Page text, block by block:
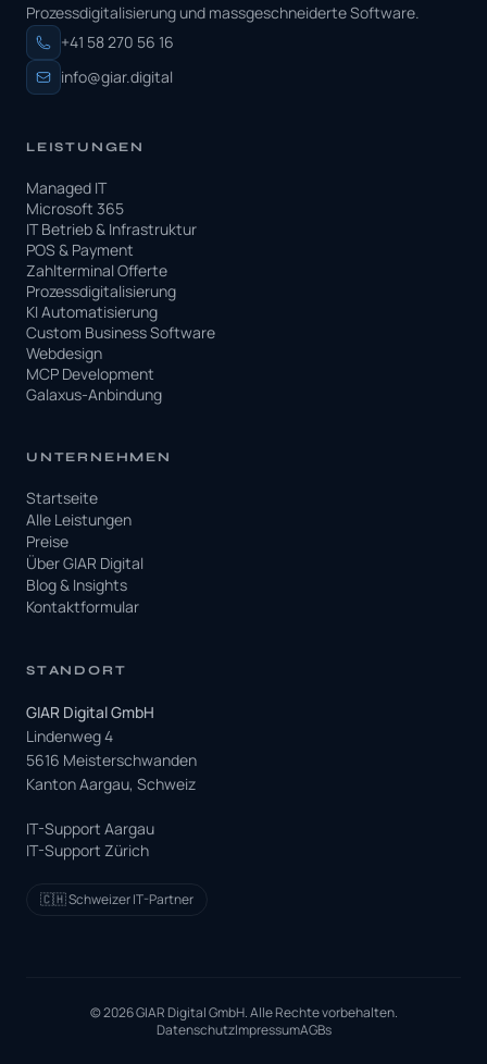
Prozessdigitalisierung und massgeschneiderte Software.
+41 58 270 56 16
info@giar.digital
LEISTUNGEN
Managed IT
Microsoft 365
IT Betrieb & Infrastruktur
POS & Payment
Zahlterminal Offerte
Prozessdigitalisierung
KI Automatisierung
Custom Business Software
Webdesign
MCP Development
Galaxus-Anbindung
UNTERNEHMEN
Startseite
Alle Leistungen
Preise
Über GIAR Digital
Blog & Insights
Kontaktformular
STANDORT
GIAR Digital GmbH
Lindenweg 4
5616 Meisterschwanden
Kanton Aargau, Schweiz
IT-Support Aargau
IT-Support Zürich
🇨🇭 Schweizer IT-Partner
© 2026 GIAR Digital GmbH. Alle Rechte vorbehalten.
DatenschutzImpressumAGBs